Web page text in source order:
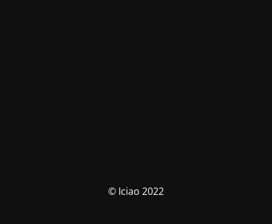
© Iciao 2022